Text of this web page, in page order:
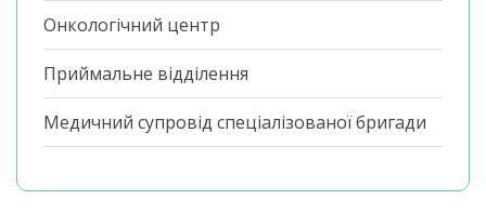
Онкологічний центр
Приймальне відділення
Медичний супровід спеціалізованої бригади